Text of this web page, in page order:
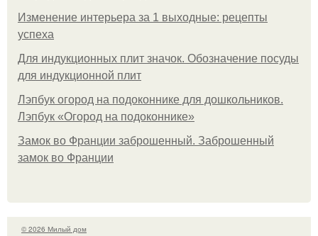
Изменение интерьера за 1 выходные: рецепты
успеха
Для индукционных плит значок. Обозначение посуды
для индукционной плит
Лэпбук огород на подоконнике для дошкольников.
Лэпбук «Огород на подоконнике»
Замок во Франции заброшенный. Заброшенный
замок во Франции
© 2026 Милый дом